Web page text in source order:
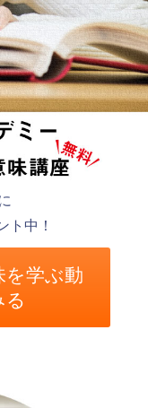
ト中！
を学ぶ動
る